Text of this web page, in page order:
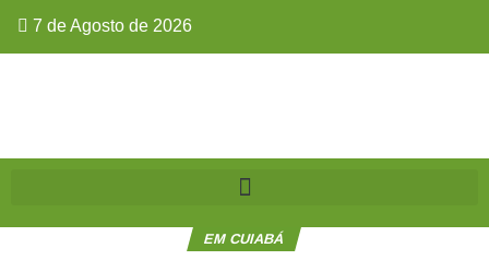
7 de Agosto de 2026
EM CUIABÁ